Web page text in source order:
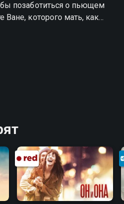
позаботиться о пьющем
Ване, которого мать, как
человека
сериала Нелюбимая вы
в хорошем HD